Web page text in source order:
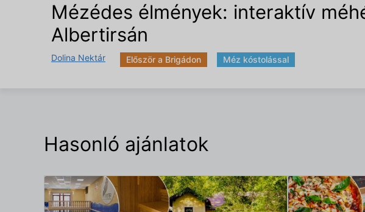
Mézédes élmények: interaktív
Albertirsán
Dolina Nektár Először a Brigádon Méz kóstolással
Hasonló ajánlatok